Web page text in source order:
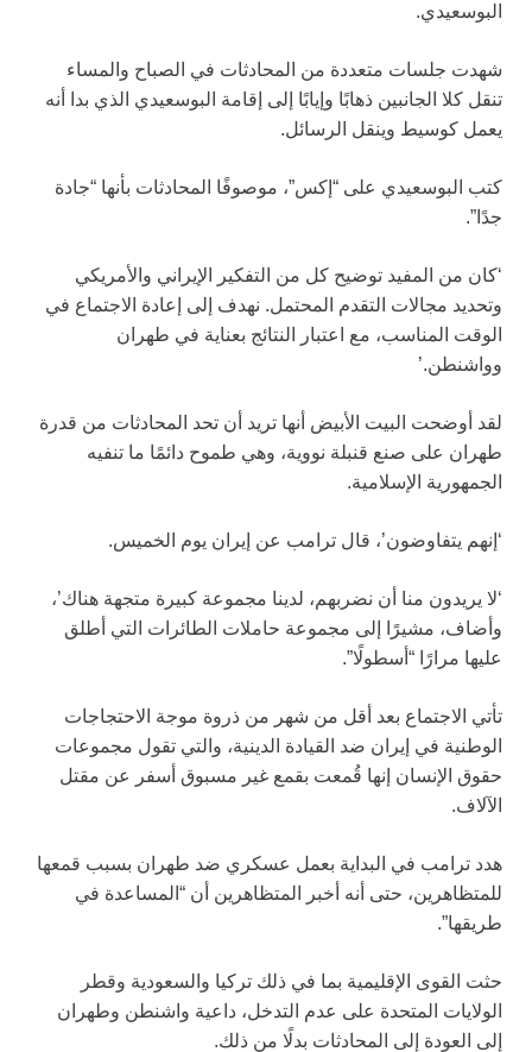
البوسعيدي.
شهدت جلسات متعددة من المحادثات في الصباح والمساء
تنقل كلا الجانبين ذهابًا وإيابًا إلى إقامة البوسعيدي الذي بدا أنه
يعمل كوسيط وينقل الرسائل.
كتب البوسعيدي على “إكس”، موصوفًا المحادثات بأنها “جادة
جدًا”.
‘كان من المفيد توضيح كل من التفكير الإيراني والأمريكي
وتحديد مجالات التقدم المحتمل. نهدف إلى إعادة الاجتماع في
الوقت المناسب، مع اعتبار النتائج بعناية في طهران
وواشنطن.’
لقد أوضحت البيت الأبيض أنها تريد أن تحد المحادثات من قدرة
طهران على صنع قنبلة نووية، وهي طموح دائمًا ما تنفيه
الجمهورية الإسلامية.
‘إنهم يتفاوضون’، قال ترامب عن إيران يوم الخميس.
‘لا يريدون منا أن نضربهم، لدينا مجموعة كبيرة متجهة هناك’،
وأضاف، مشيرًا إلى مجموعة حاملات الطائرات التي أطلق
عليها مرارًا “أسطولًا”.
تأتي الاجتماع بعد أقل من شهر من ذروة موجة الاحتجاجات
الوطنية في إيران ضد القيادة الدينية، والتي تقول مجموعات
حقوق الإنسان إنها قُمعت بقمع غير مسبوق أسفر عن مقتل
الآلاف.
هدد ترامب في البداية بعمل عسكري ضد طهران بسبب قمعها
للمتظاهرين، حتى أنه أخبر المتظاهرين أن “المساعدة في
طريقها”.
حثت القوى الإقليمية بما في ذلك تركيا والسعودية وقطر
الولايات المتحدة على عدم التدخل، داعية واشنطن وطهران
إلى العودة إلى المحادثات بدلًا من ذلك.